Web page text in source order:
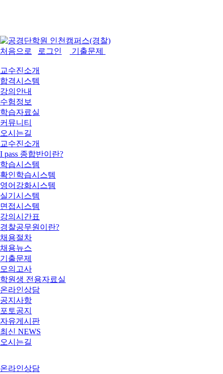
처음으로 로그인 기출문제
교수진소개
합격시스템
강의안내
수험정보
학습자료실
커뮤니티
오시는길
교수진소개
I pass 종합반이란?
학습시스템
확인학습시스템
영어강화시스템
실기시스템
면접시스템
강의시간표
경찰공무원이란?
채용절차
채용뉴스
기출문제
모의고사
학원생 전용자료실
온라인상담
공지사항
포토공지
자유게시판
최신 NEWS
오시는길
온라인상담